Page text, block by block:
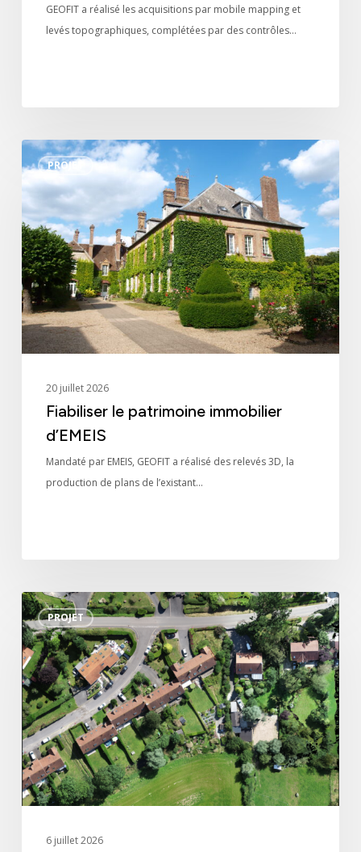
GEOFIT a réalisé les acquisitions par mobile mapping et
levés topographiques, complétées par des contrôles…
PROJET
Fiabiliser
le
patrimoine
immobilier
d’EMEIS
20 juillet 2026
Fiabiliser le patrimoine immobilier
d’EMEIS
Mandaté par EMEIS, GEOFIT a réalisé des relevés 3D, la
production de plans de l’existant…
PROJET
Certification
foncière
nationale
pour
l’ONV
6 juillet 2026